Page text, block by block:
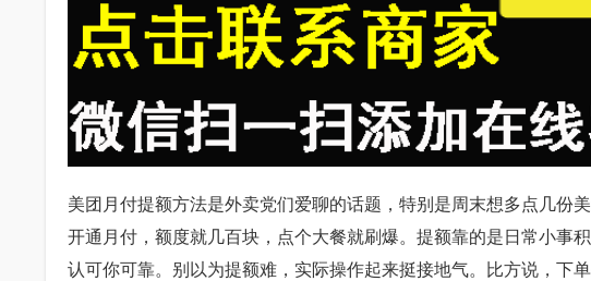
美团月付提额方法是外卖党们爱聊的话题，特别是周末想多点几份
开通月付，额度就几百块，点个大餐就刷爆。提额靠的是日常小事
认可你可靠。别以为提额难，实际操作起来挺接地气。比方说，下